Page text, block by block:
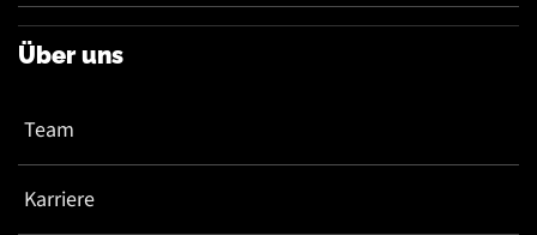
Über uns
Team
Karriere